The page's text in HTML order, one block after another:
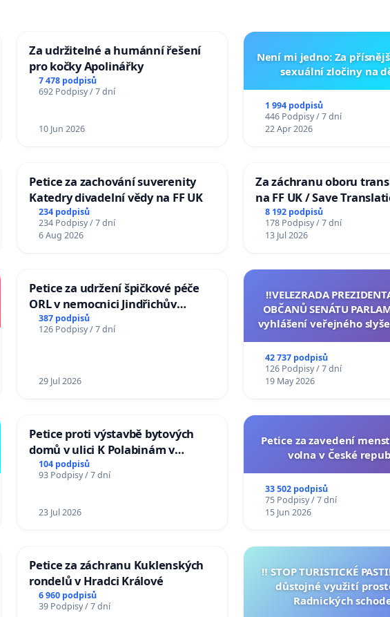
Za udržitelné a humánní řešení
pro kočky Apolinářky
7 478 podpisů
692 Podpisy / 7 dní
10 Jun 2026
Není mi jedno: Za
sexuální zločiny na
1 994 podpisů
446 Podpisy / 7 dní
22 Apr 2026
Petice za zachování suverenity
Katedry divadelní vědy na FF UK
234 podpisů
234 Podpisy / 7 dní
6 Aug 2026
Za záchranu oboru
na FF UK / Save
Studies at the Faculty of
Charles University
8 192 podpisů
178 Podpisy / 7 dní
13 Jul 2026
Petice za udržení špičkové péče
ORL v nemocnici Jindřichův
Hradec
387 podpisů
126 Podpisy / 7 dní
29 Jul 2026
‼️VELEZRADA
OBČANŮ SENÁTU
vyhlášení veřejného
na přijetí usnesení k
žaloby na prezidenta
42 737 podpisů
126 Podpisy / 7 dní
19 May 2026
Petice proti výstavbě bytových
domů v ulici K Polabinám v
Pardubicích
104 podpisů
93 Podpisy / 7 dní
23 Jul 2026
Petice za zavedení
volna v České
33 502 podpisů
75 Podpisy / 7 dní
15 Jun 2026
Petice za záchranu Kuklenských
rondelů v Hradci Králové
6 960 podpisů
39 Podpisy / 7 dní
‼️ STOP TURISTICKÉ
důstojné využití
Radnických